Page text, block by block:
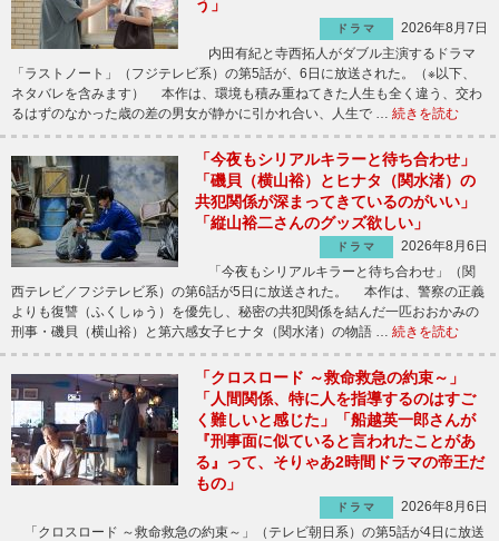
う」
ドラマ
2026年8月7日
内田有紀と寺西拓人がダブル主演するドラマ
「ラストノート」（フジテレビ系）の第5話が、6日に放送された。（※以下、
ネタバレを含みます） 本作は、環境も積み重ねてきた人生も全く違う、交わ
るはずのなかった歳の差の男女が静かに引かれ合い、人生で … 続きを読む
「今夜もシリアルキラーと待ち合わせ」
「磯貝（横山裕）とヒナタ（関水渚）の
共犯関係が深まってきているのがいい」
「縦山裕二さんのグッズ欲しい」
ドラマ
2026年8月6日
「今夜もシリアルキラーと待ち合わせ」（関
西テレビ／フジテレビ系）の第6話が5日に放送された。 本作は、警察の正義
よりも復讐（ふくしゅう）を優先し、秘密の共犯関係を結んだ一匹おおかみの
刑事・磯貝（横山裕）と第六感女子ヒナタ（関水渚）の物語 … 続きを読む
「クロスロード ～救命救急の約束～」
「人間関係、特に人を指導するのはすご
く難しいと感じた」「船越英一郎さんが
『刑事面に似ていると言われたことがあ
る』って、そりゃあ2時間ドラマの帝王だ
もの」
ドラマ
2026年8月6日
「クロスロード ～救命救急の約束～」（テレビ朝日系）の第5話が4日に放送